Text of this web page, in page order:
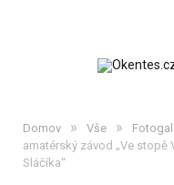
Domov » Vše »
amatérský závod „Ve
Sláčíka“